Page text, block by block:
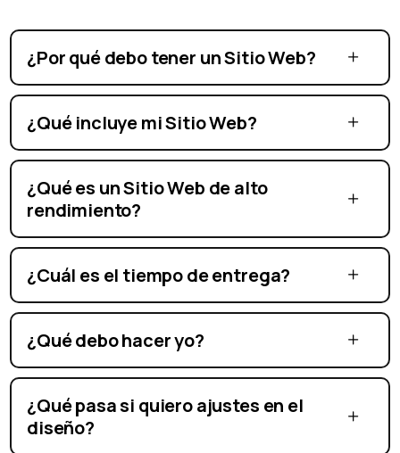
¿Por qué debo tener un Sitio Web?
¿Qué incluye mi Sitio Web?
¿Qué es un Sitio Web de alto
rendimiento?
¿Cuál es el tiempo de entrega?
¿Qué debo hacer yo?
¿Qué pasa si quiero ajustes en el
diseño?